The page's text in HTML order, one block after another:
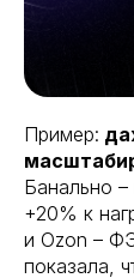
Пример:
Банально
+20% к
и Ozon –
показала,